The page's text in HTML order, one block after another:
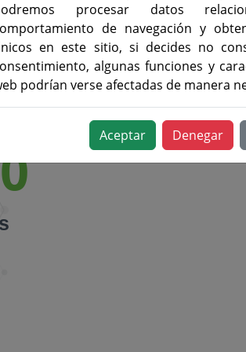
procesar datos
de navegación y
en este sitio, si decides no
algunas funciones y
podrían verse afectadas de manera
Aceptar Denegar
Nuestra